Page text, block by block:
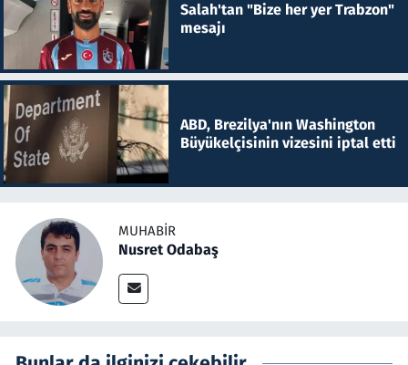
Salah'tan "Bize her yer Trabzon"
mesajı
ABD, Brezilya'nın Washington
Büyükelçisinin vizesini iptal etti
MUHABIR
Nusret Odabaş